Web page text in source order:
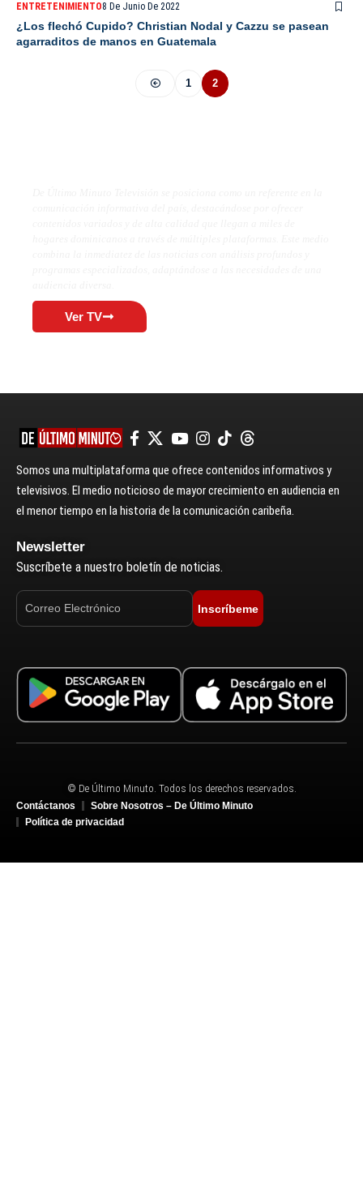
ENTRETENIMIENTO8 De Junio De 2022
¿Los flechó Cupido? Christian Nodal y Cazzu se pasean
agarraditos de manos en Guatemala
1 2
Ver TV
Somos una multiplataforma que ofrece contenidos informativos y
televisivos. El medio noticioso de mayor crecimiento en audiencia en
el menor tiempo en la historia de la comunicación caribeña.
Newsletter
Suscríbete a nuestro boletín de noticias.
Inscríbeme
© De Último Minuto. Todos los derechos reservados.
Contáctanos
Sobre Nosotros – De Último Minuto
Política de privacidad